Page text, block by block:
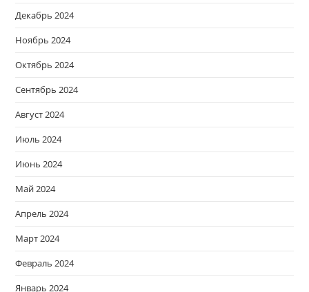
Декабрь 2024
Ноябрь 2024
Октябрь 2024
Сентябрь 2024
Август 2024
Июль 2024
Июнь 2024
Май 2024
Апрель 2024
Март 2024
Февраль 2024
Январь 2024